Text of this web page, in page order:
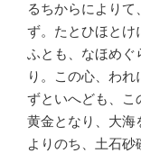
るちからにより
ず。たとひほとけ
ふとも、なほめぐ
り。この心、わ
ずといへども、こ
黄金となり、大海
よりのち、土石